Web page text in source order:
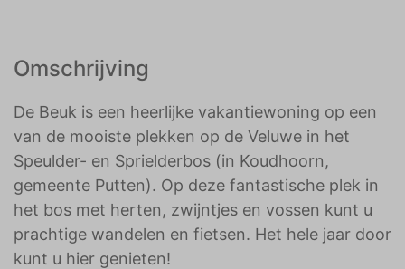
Omschrijving
De Beuk is een heerlijke vakantiewoning op een
van de mooiste plekken op de Veluwe in het
Speulder- en Sprielderbos (in Koudhoorn,
gemeente Putten). Op deze fantastische plek in
het bos met herten, zwijntjes en vossen kunt u
prachtige wandelen en fietsen. Het hele jaar door
kunt u hier genieten!